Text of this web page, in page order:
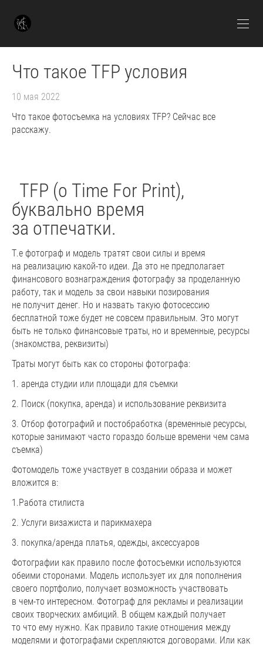
Что такое TFP условия
10 мая 2022
Что такое фотосъемка на условиях TFP? Сейчас все
расскажу.
TFP (о Time For Print),
буквально время
за отпечатки.
Т.е фотограф и модель тратят свои силы и время
на реализацию какой-то идеи. Да это не предполагает
финансового вознаграждения фотографу за проделанную
работу, так и модель за свои навыки позирования
не получит денег. Но и назвать такую фотосессию
бесплатной тоже будет не совсем правильным. Это могут
быть не только финансовые траты, но и временные, ресурсы
(знакомства, реквизиты)
Траты могут быть как со стороны фотографа:
1. аренда студии или площади для съемки
2. Поиск (покупка, аренда) и использование реквизита
3. Отбор фотографий и постобработка (временные ресурсы,
которые занимают часто гораздо больше времени чем сама
съемка)
Фотомодель тоже участвует в создании образа и может
вложится в:
1.Работа стилиста
2. Услуги визажиста и парикмахера
3. покупка/аренда платья, одежды, аксессуаров
Фотографии как правило после фотосъемки используются
обеими сторонами. Модель использует их для пополнения
своего портфолио, получает возможность участвовать
в чем-то интересном. Фотограф для рекламы и реализации
своих творческих амбиций. В общем каждый получает
то что ему нужно. Как правило такие отношения между
моделями и фотографами скрепляются договорами. Или как